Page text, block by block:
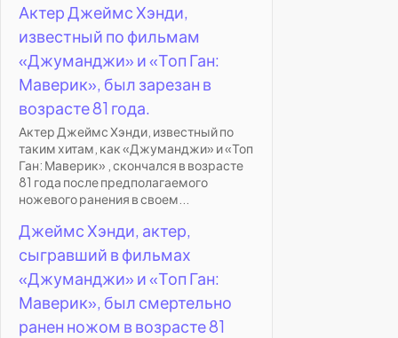
Актер Джеймс Хэнди,
известный по фильмам
«Джуманджи» и «Топ Ган:
Маверик», был зарезан в
возрасте 81 года.
Актер Джеймс Хэнди, известный по
таким хитам, как «Джуманджи» и «Топ
Ган: Маверик» , скончался в возрасте
81 года после предполагаемого
ножевого ранения в своем...
Джеймс Хэнди, актер,
сыгравший в фильмах
«Джуманджи» и «Топ Ган:
Маверик», был смертельно
ранен ножом в возрасте 81